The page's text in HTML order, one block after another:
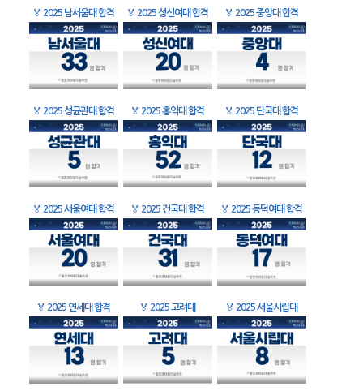
🏅 2025 남서울대 합격 🏅 2025 성신여대 합격 🏅 2025 중앙대 합격
🏅 2025 성균관대 합격 🏅 2025 홍익대 합격 🏅 2025 단국대 합격
🏅 2025 서울여대 합격 🏅 2025 건국대 합격 🏅 2025 동덕여대 합격
🏅 2025 연세대 합격 🏅 2025 고려대 🏅 2025 서울시립대